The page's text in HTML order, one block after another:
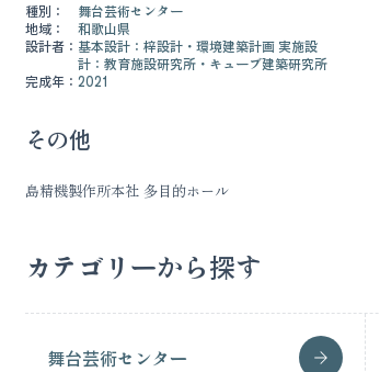
種別：
舞台芸術センター
地域：
和歌山県
設計者： 基本設計：梓設計・環境建築計画 実施設
計：教育施設研究所・キューブ建築研究所
完成年： 2021
その他
島精機製作所本社 多目的ホール
カテゴリーから探す
舞台芸術センター